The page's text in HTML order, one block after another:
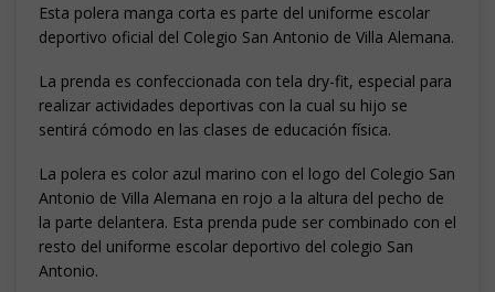
Esta polera manga corta es parte del uniforme escolar
deportivo oficial del Colegio San Antonio de Villa Alemana.
La prenda es confeccionada con tela dry-fit, especial para
realizar actividades deportivas con la cual su hijo se
sentirá cómodo en las clases de educación física.
La polera es color azul marino con el logo del Colegio San
Antonio de Villa Alemana en rojo a la altura del pecho de
la parte delantera. Esta prenda pude ser combinado con el
resto del uniforme escolar deportivo del colegio San
Antonio.